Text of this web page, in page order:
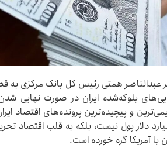
بلوکه‌شده ایران در صورت نهایی
و پیچیده‌ترین پرونده‌های اقتصاد
دلار پول نیست، بلکه به قلب اقتصاد
با آمریکا گره خورده است.